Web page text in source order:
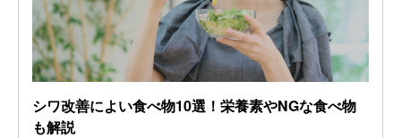
シワ改善によい食べ物10選！栄養素やNGな食べ物
も解説